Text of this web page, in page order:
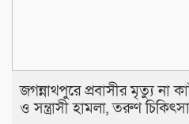
জগন্নাথপুরে প্রবাসীর মৃত্যু না
ও সন্ত্রাসী হামলা, তরুণ